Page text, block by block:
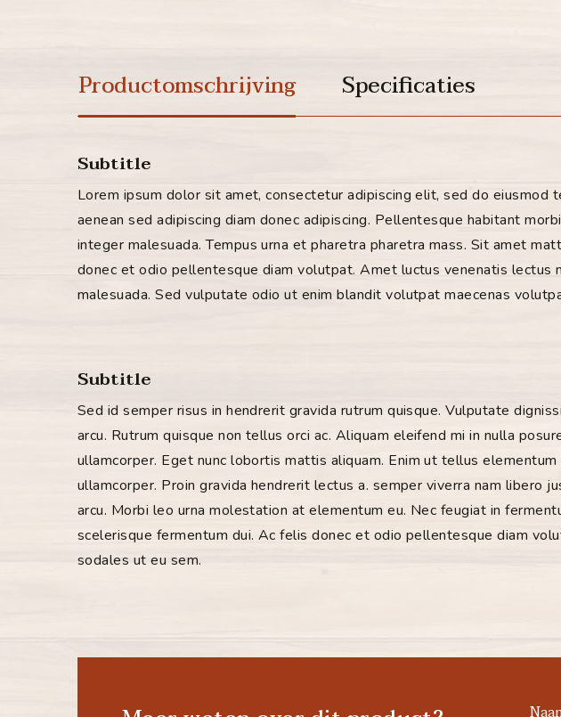
Productomschrijving Specificaties
Subtitle
Lorem ipsum dolor sit amet, consectetur adipiscing elit, sed do eiusmod
aenean sed adipiscing diam donec adipiscing. Pellentesque habitant
integer malesuada.Tempus urna et pharetra pharetra mass. Sit amet
donec et odio pellentesque diam volutpat.Amet luctus venenatis lectus
malesuada.Sed vulputate odio ut enim blandit volutpat maecenas
Subtitle
Sed id semper risus in hendrerit gravida rutrum quisque.Vulputate
arcu. Rutrum quisque non tellus orci ac. Aliquam eleifend mi in nulla
ullamcorper. Eget nunc lobortis mattis aliquam. Enim ut tellus
ullamcorper. Proin gravida hendrerit lectus a. semper viverra nam libero
arcu. Morbi leo urna molestation at elementum eu. Nec feugiat in
scelerisque fermentum dui. Ac felis donec et odio pellentesque diam
sodales ut eu sem.